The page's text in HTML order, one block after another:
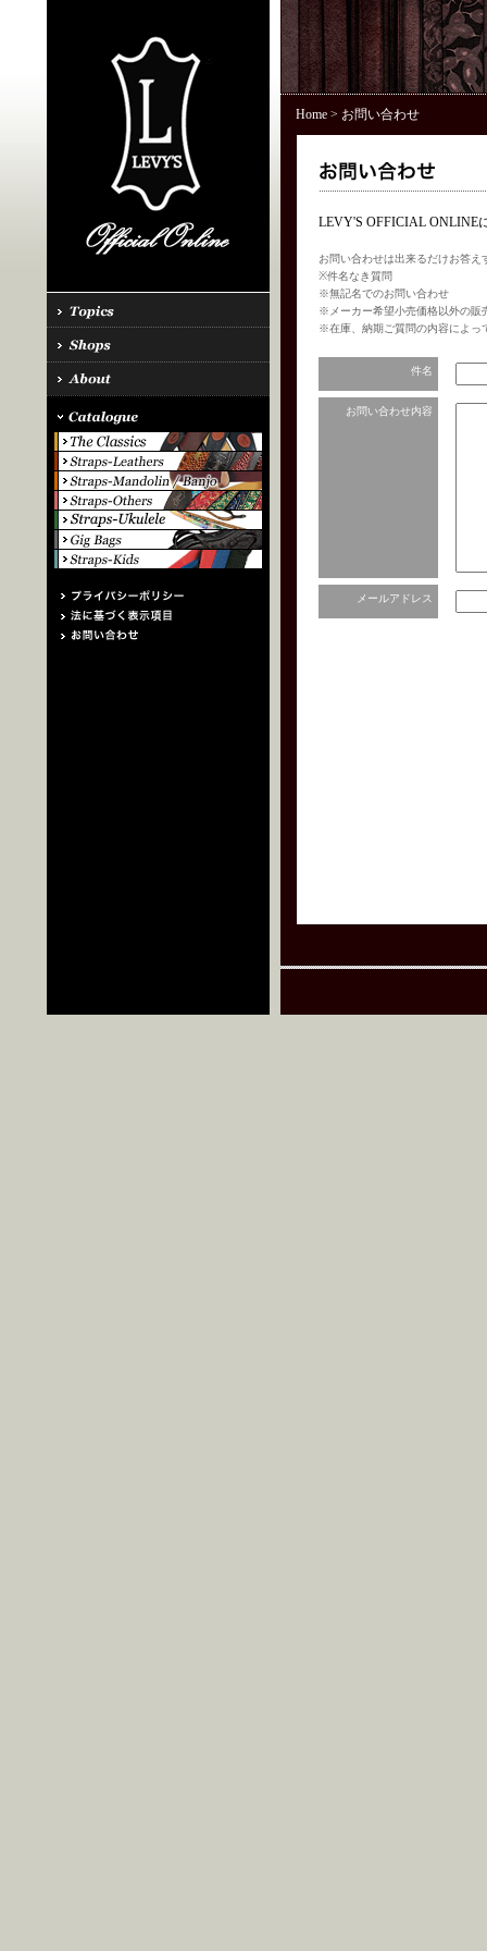
Home> お問い合わせ
LEVY'S OFFICIAL ONLINE
お問い合わせは出来るだけお答
※件名なき質問
※無記名でのお問い合わせ
※メーカー希望小売価格以外の販
※在庫、納期ご質問の内容によっ
件名
お問い合わせ内容
メールアドレス